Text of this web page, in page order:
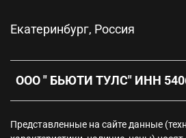
ООО " БЬЮТИ ТУЛС" ИНН
Екатеринбург, Россия
Представленные на сайте данные